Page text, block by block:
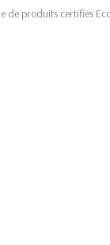
de produits certifiés